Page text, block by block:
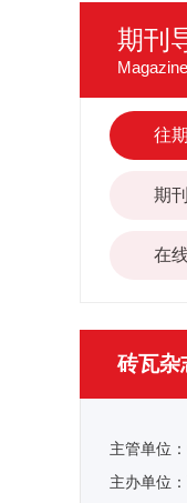
期刊
往
期
在
砖瓦杂
主管单位：
主办单位：